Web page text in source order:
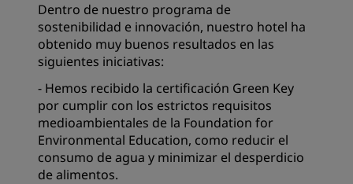
Dentro de nuestro programa de
sostenibilidad e innovación, nuestro hotel ha
obtenido muy buenos resultados en las
siguientes iniciativas:
- Hemos recibido la certificación Green Key
por cumplir con los estrictos requisitos
medioambientales de la Foundation for
Environmental Education, como reducir el
consumo de agua y minimizar el desperdicio
de alimentos.